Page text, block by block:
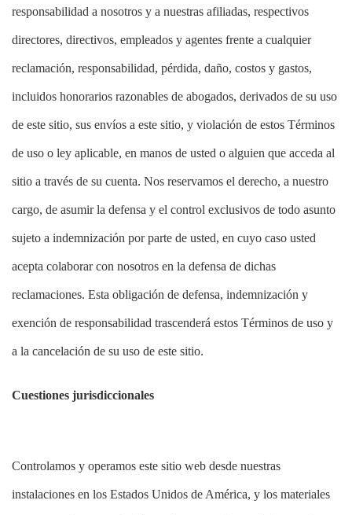
responsabilidad a nosotros y a nuestras afiliadas, respectivos
directores, directivos, empleados y agentes frente a cualquier
reclamación, responsabilidad, pérdida, daño, costos y gastos,
incluidos honorarios razonables de abogados, derivados de su uso
de este sitio, sus envíos a este sitio, y violación de estos Términos
de uso o ley aplicable, en manos de usted o alguien que acceda al
sitio a través de su cuenta. Nos reservamos el derecho, a nuestro
cargo, de asumir la defensa y el control exclusivos de todo asunto
sujeto a indemnización por parte de usted, en cuyo caso usted
acepta colaborar con nosotros en la defensa de dichas
reclamaciones. Esta obligación de defensa, indemnización y
exención de responsabilidad trascenderá estos Términos de uso y
a la cancelación de su uso de este sitio.
Cuestiones jurisdiccionales
Controlamos y operamos este sitio web desde nuestras
instalaciones en los Estados Unidos de América, y los materiales